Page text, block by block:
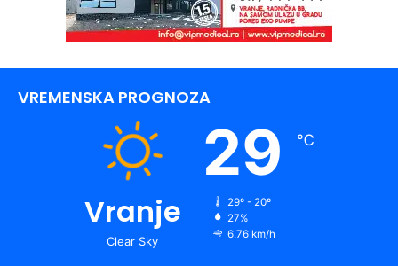
VREMENSKA PROGNOZA
Vranje
Clear Sky
29 ℃
29º - 20º
27%
6.76 km/h